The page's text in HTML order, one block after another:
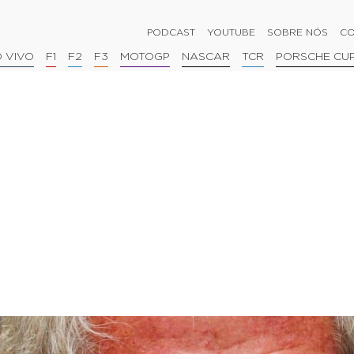
PODCAST YOUTUBE SOBRE NÓS
VIVO F1 F2 F3 MOTOGP NASCAR TCR PORSCHE